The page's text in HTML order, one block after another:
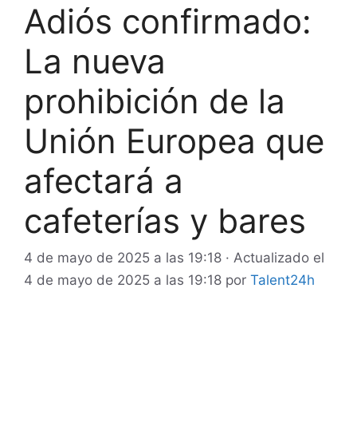
Adiós confirmado:
La nueva
prohibición de la
Unión Europea que
afectará a
cafeterías y bares
4 de mayo de 2025 a las 19:18 · Actualizado el
4 de mayo de 2025 a las 19:18 por Talent24h